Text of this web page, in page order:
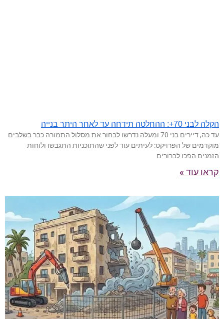
הקלה לבני 70+: ההחלטה תידחה עד לאחר היתר בנייה
עד כה, דיירים בני 70 ומעלה נדרשו לבחור את מסלול התמורה כבר בשלבים
מוקדמים של הפרויקט: לעיתים עוד לפני שהתוכניות התגבשו ולוחות
הזמנים הפכו לברורים
קראו עוד »